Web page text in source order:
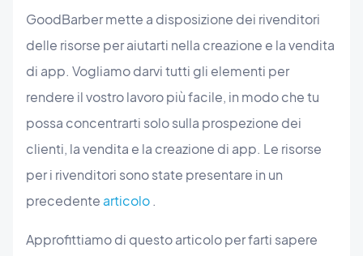
GoodBarber mette a disposizione dei rivenditori
delle risorse per aiutarti nella creazione e la vendita
di app. Vogliamo darvi tutti gli elementi per
rendere il vostro lavoro più facile, in modo che tu
possa concentrarti solo sulla prospezione dei
clienti, la vendita e la creazione di app. Le risorse
per i rivenditori sono state presentare in un
precedente articolo.
Approfittiamo di questo articolo per farti sapere